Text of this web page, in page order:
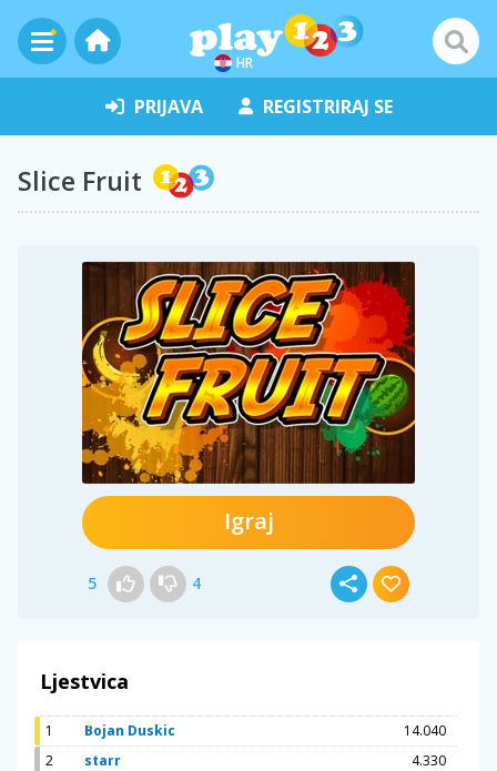
HR
PRIJAVA REGISTRIRAJ SE
Slice Fruit
Igraj
5 4
Ljestvica
1 Bojan Duskic
14.040
2
starr
4.330